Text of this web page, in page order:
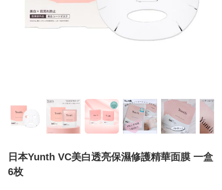
日本Yunth VC美白透亮保濕修護精華面膜 一盒
6枚